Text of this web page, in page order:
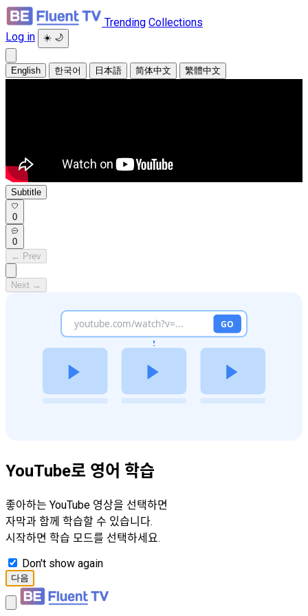
Trending Collections
Log in
☀️ 🌙
English 한국어 日本語 简体中文 繁體中文
Subtitle
0
0
← Prev
Next →
YouTube로 영어 학습
좋아하는 YouTube 영상을 선택하면
자막과 함께 학습할 수 있습니다.
시작하면 학습 모드를 선택하세요.
Don't show again
다음